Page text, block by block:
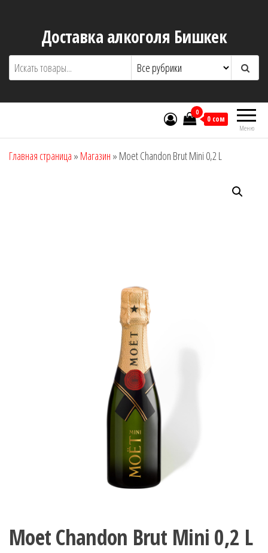
содержимомуДоставка алкоголя Бишкек
Меню
0
0 сом
Главная страница » Магазин » Moet Chandon Brut Mini 0,2 L
Moet Chandon Brut Mini 0,2 L